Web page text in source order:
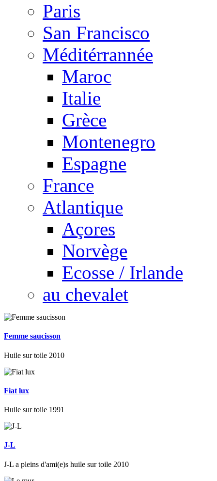
Paris
San Francisco
Méditérrannée
Maroc
Italie
Grèce
Montenegro
Espagne
France
Atlantique
Açores
Norvège
Ecosse / Irlande
au chevalet
Femme saucisson
Huile sur toile 2010
Fiat lux
Huile sur toile 1991
J-L
J-L a pleins d'ami(e)s huile sur toile 2010